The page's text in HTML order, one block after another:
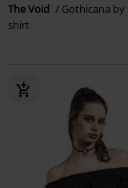
The Void Gothicana by
shirt